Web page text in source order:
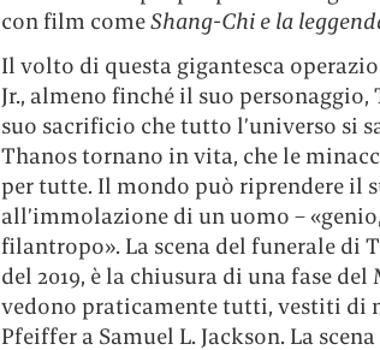
con film comeShang-Chi e la
Il volto di questa gigantesca
Jr., almeno finché il suo
suo sacrificio che tutto l’universo si
Thanos tornano in vita, che le
per tutte. Il mondo può riprendere il
all’immolazione di un uomo –
filantropo». La scena del funerale di
del 2019, è la chiusura di una fase
vedono praticamente tutti, vestiti di
Pfeiffer a Samuel L. Jackson. La